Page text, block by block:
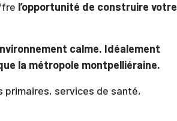
l’opportunité de construire votre
calme. Idéalement
la métropole montpelliéraine.
services de santé,